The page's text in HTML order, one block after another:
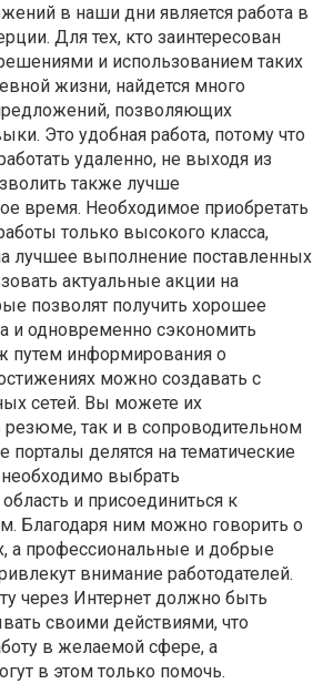
в наши дни является работа в
Для тех, кто заинтересован
и использованием таких
жизни, найдется много
позволяющих
Это удобная работа, потому что
удаленно, не выходя из
также лучше
время. Необходимое приобретать
только высокого класса,
лучшее выполнение поставленных
актуальные акции на
позволят получить хорошее
и одновременно сэкономить
путем информирования о
можно создавать с
сетей. Вы можете их
резюме, так и в сопроводительном
порталы делятся на тематические
необходимо выбрать
и присоединиться к
Благодаря ним можно говорить о
а профессиональные и добрые
внимание работодателей.
через Интернет должно быть
своими действиями, что
в желаемой сфере, а
в этом только помочь.